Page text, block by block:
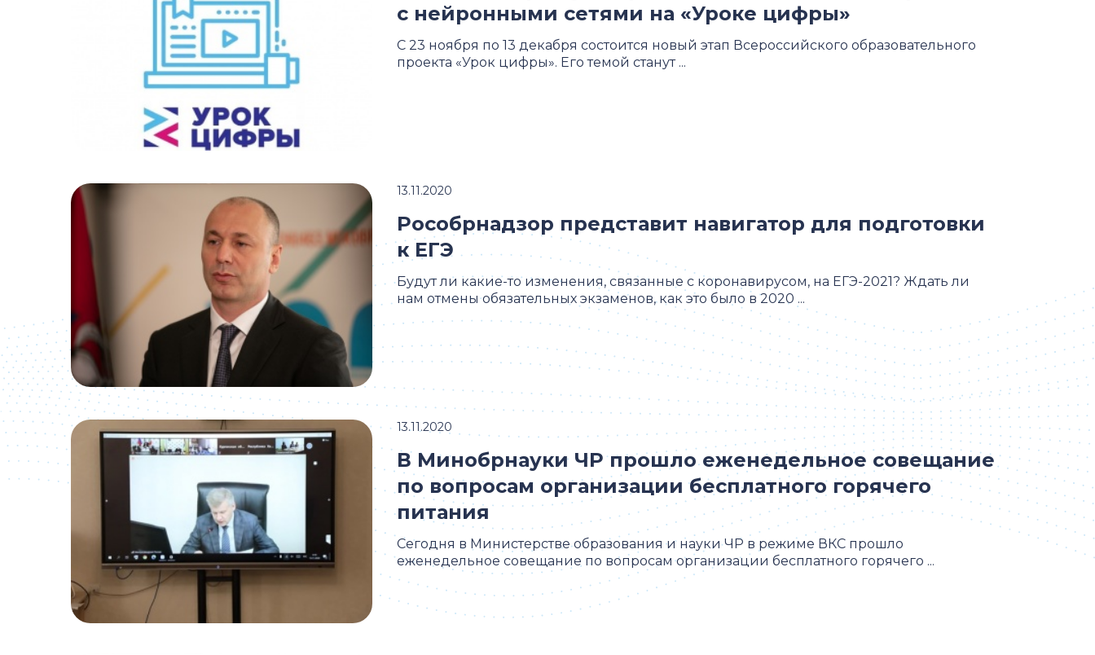
С 23 ноября по 13 декабря состоится новый этап Всероссийского образовательного
проекта «Урок цифры». Его темой станут ...
с нейронными сетями на «Уроке цифры»
Будут ли какие-то изменения, связанные с коронавирусом, на ЕГЭ-2021? Ждать ли
нам отмены обязательных экзаменов, как это было в 2020 ...
Рособрнадзор представит навигатор для подготовки
к ЕГЭ
13.11.2020
Сегодня в Министерстве образования и науки ЧР в режиме ВКС прошло
еженедельное совещание по вопросам организации бесплатного горячего ...
В Минобрнауки ЧР прошло еженедельное совещание
по вопросам организации бесплатного горячего
питания
13.11.2020